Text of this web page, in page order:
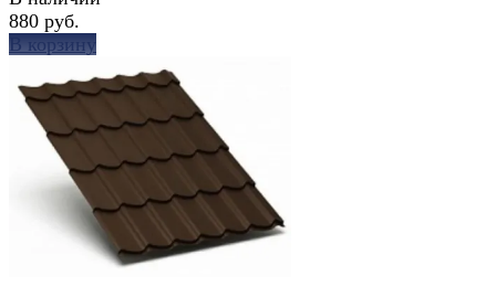
избранное сравнить
880 руб.
В корзину